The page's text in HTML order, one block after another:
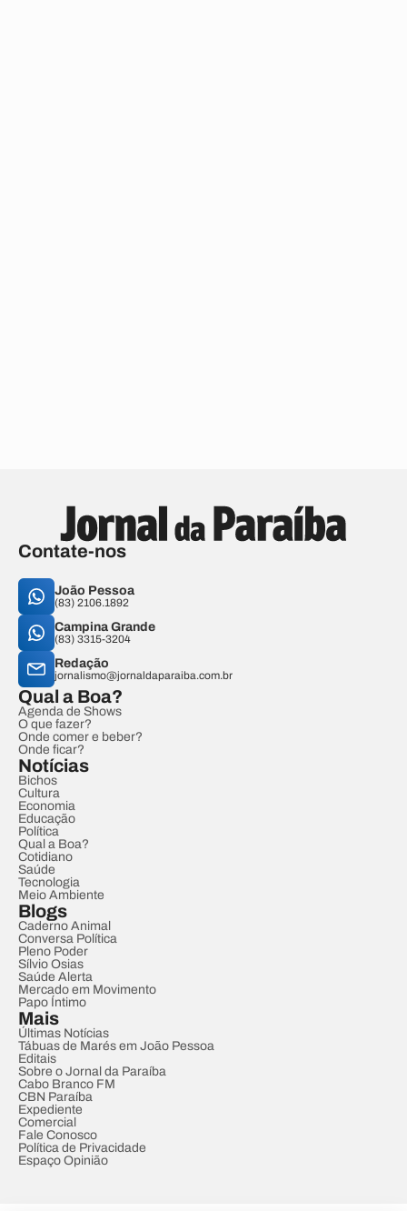
Contate-nos
João Pessoa
(83) 2106.1892
Campina Grande
(83) 3315-3204
Redação
jornalismo@jornaldaparaiba.com.br
Qual a Boa?
Agenda de Shows
O que fazer?
Onde comer e beber?
Onde ficar?
Notícias
Bichos
Cultura
Economia
Educação
Política
Qual a Boa?
Cotidiano
Saúde
Tecnologia
Meio Ambiente
Blogs
Caderno Animal
Conversa Política
Pleno Poder
Sílvio Osias
Saúde Alerta
Mercado em Movimento
Papo Íntimo
Mais
Últimas Notícias
Tábuas de Marés em João Pessoa
Editais
Sobre o Jornal da Paraíba
Cabo Branco FM
CBN Paraíba
Expediente
Comercial
Fale Conosco
Política de Privacidade
Espaço Opinião